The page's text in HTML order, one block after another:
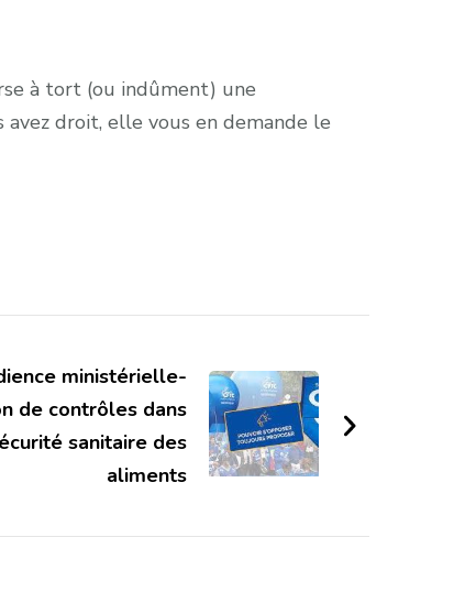
à tort (ou indûment) une
droit, elle vous en demande le
ministérielle-
de contrôles dans
sanitaire des
aliments